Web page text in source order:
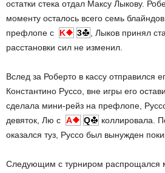
остатки стека отдал Максу Лыкову.
моменту осталось всего семь
префлопе c
K 3 , Лыков принял
расстановки сил не изменил.
Вслед за Роберто в кассу отправился
Константино Руссо, вне игры его
сделала мини-рейз на префлопе,
девяток, Лю с A Q
коллировала.
оказался туз, Руссо был вынужден
Следующим с турниром распрощался